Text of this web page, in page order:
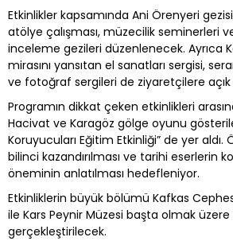
Etkinlikler kapsamında Ani Örenyeri
atölye çalışması, müzecilik seminerleri
inceleme gezileri düzenlenecek. Ayrıca
mirasını yansıtan el sanatları sergisi,
ve fotoğraf sergileri de ziyaretçilere açık
Programın dikkat çeken etkinlikleri
Hacivat ve Karagöz gölge oyunu
Koruyucuları Eğitim Etkinliği” de yer
bilinci kazandırılması ve tarihi eserlerin
öneminin anlatılması hedefleniyor.
Etkinliklerin büyük bölümü Kafkas
ile Kars Peynir Müzesi başta olmak
gerçekleştirilecek.